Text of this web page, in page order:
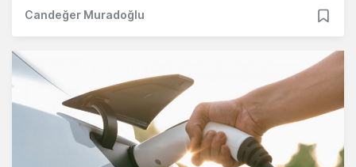
Candeğer Muradoğlu